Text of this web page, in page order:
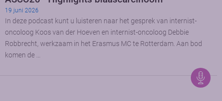
19 juni 2026
In deze podcast kunt u luisteren naar het gesprek van internist-
oncoloog Koos van der Hoeven en internist-oncoloog Debbie
Robbrecht, werkzaam in het Erasmus MC te Rotterdam. Aan bod
komen de …